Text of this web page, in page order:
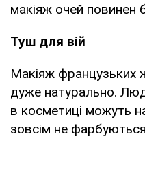
макіяж очей повинен
Туш для вій
Макіяж французьких
дуже натурально.
в косметиці можуть
зовсім не